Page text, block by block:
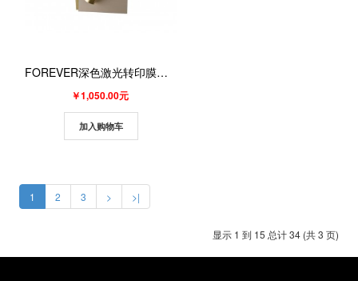
FOREVER深色激光转印膜（A3，金色，无痕）（100张/盒）
￥1,050.00元
加入购物车
1 2 3 > >|
显示 1 到 15 总计 34 (共 3 页)